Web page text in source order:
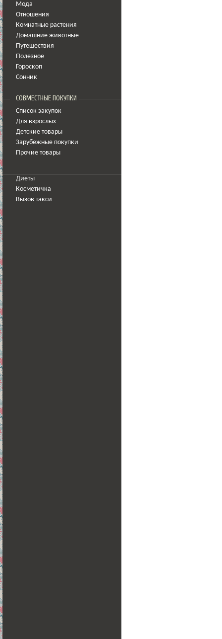
Мода
Отношения
Комнатные растения
Домашние животные
Путешествия
Полезное
Гороскоп
Сонник
СОВМЕСТНЫЕ ПОКУПКИ
Список закупок
Для взрослых
Детские товары
Зарубежные покупки
Прочие товары
Диеты
Косметичка
Вызов такси